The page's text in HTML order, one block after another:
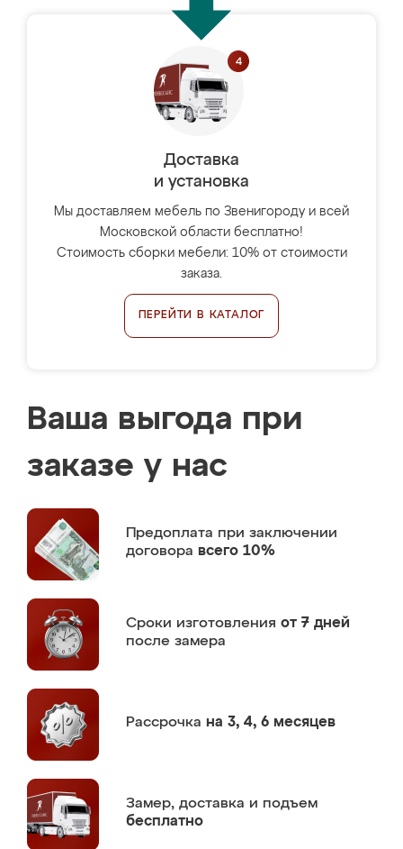
Доставка
и установка
Мы доставляем мебель по Звенигороду и всей
Московской области бесплатно!
Стоимость сборки мебели: 10% от стоимости
заказа.
ПЕРЕЙТИ В КАТАЛОГ
Ваша выгода при
заказе у нас
Предоплата при заключении
договора всего 10%
Сроки изготовления от 7 дней
после замера
Рассрочка на 3, 4, 6 месяцев
Замер, доставка и подъем
бесплатно